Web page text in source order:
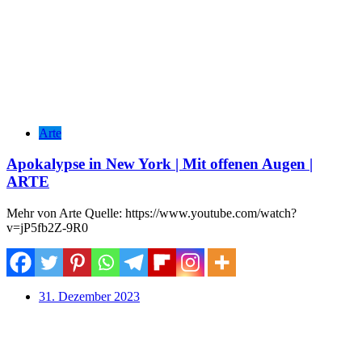
Arte
Apokalypse in New York | Mit offenen Augen |
ARTE
Mehr von Arte Quelle: https://www.youtube.com/watch?
v=jP5fb2Z-9R0
31. Dezember 2023